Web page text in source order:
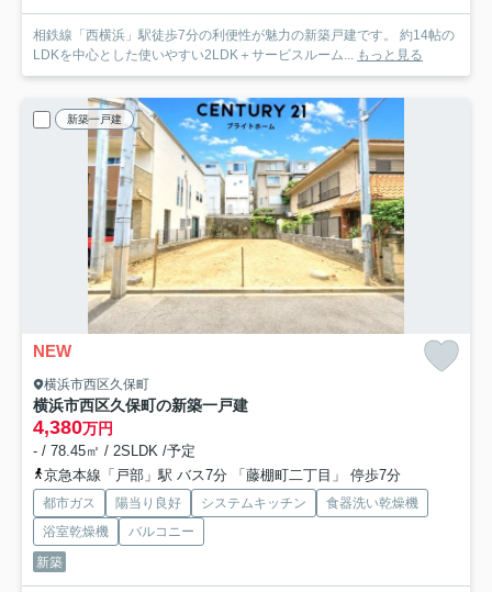
相鉄線「西横浜」駅徒歩7分の利便性が魅力の新築戸建です。 約14帖の
LDKを中心とした使いやすい2LDK＋サービスルーム... もっと見る
新築一戸建
NEW
横浜市西区久保町
横浜市西区久保町の新築一戸建
4,380万円
- / 78.45㎡ / 2SLDK /予定
京急本線「戸部」駅 バス7分 「藤棚町二丁目」 停歩7分
都市ガス 陽当り良好 システムキッチン
食器洗い乾燥機
浴室乾燥機
バルコニー
新築